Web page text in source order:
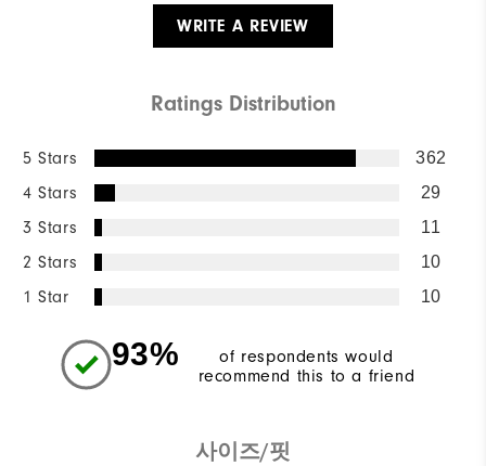
WRITE A REVIEW
Ratings Distribution
5 Stars 362
4 Stars 29
3 Stars 11
2 Stars 10
1 Star 10
93%
of respondents would
recommend this to a friend
사이즈/핏